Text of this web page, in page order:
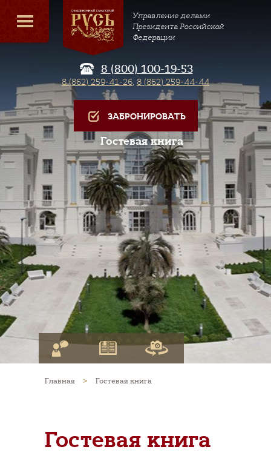
Управление делами
Президента Российской
Федерации
8 (800) 100-19-53
8 (862) 259-41-26, 8 (862) 259-44-44
ЗАБРОНИРОВАТЬ
Гостевая книга
Главная > Гостевая книга
Гостевая книга